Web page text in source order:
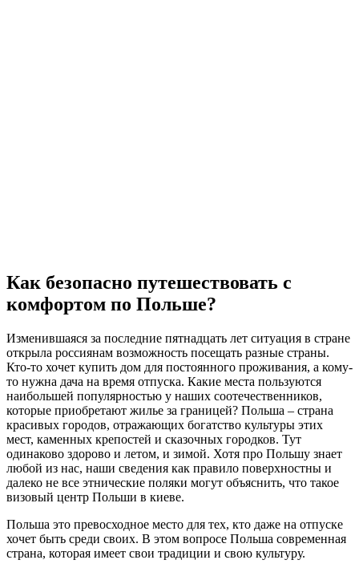
Как безопасно путешествовать с
комфортом по Польше?
Изменившаяся за последние пятнадцать лет ситуация в стране
открыла россиянам возможность посещать разные страны.
Кто-то хочет купить дом для постоянного проживания, а кому-
то нужна дача на время отпуска. Какие места пользуются
наибольшей популярностью у наших соотечественников,
которые приобретают жилье за границей? Польша – страна
красивых городов, отражающих богатство культуры этих
мест, каменных крепостей и сказочных городков. Тут
одинаково здорово и летом, и зимой. Хотя про Польшу знает
любой из нас, наши сведения как правило поверхностны и
далеко не все этнические поляки могут объяснить, что такое
визовый центр Польши в киеве.
Польша это превосходное место для тех, кто даже на отпуске
хочет быть среди своих. В этом вопросе Польша современная
страна, которая имеет свои традиции и свою культуру.